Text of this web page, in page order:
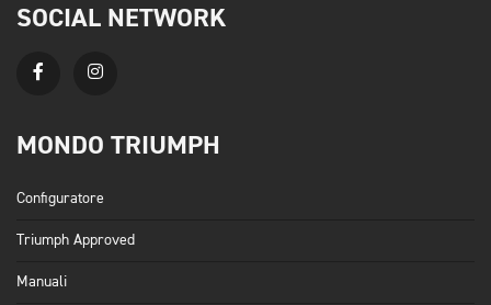
SOCIAL NETWORK
MONDO TRIUMPH
Configuratore
Triumph Approved
Manuali